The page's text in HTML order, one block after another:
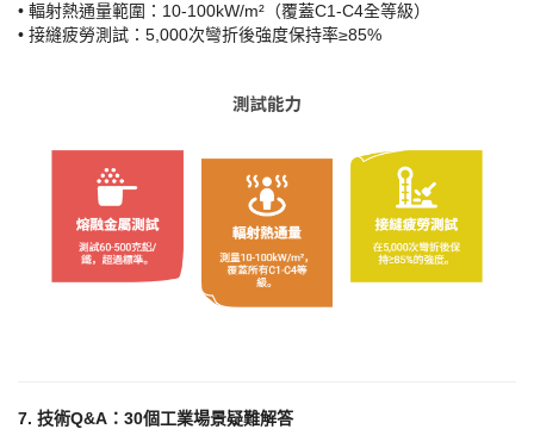
• 輻射熱通量範圍：10-100kW/m²（覆蓋C1-C4全等級）
• 接縫疲勞測試：5,000次彎折後強度保持率≥85%
​7. 技術Q&A：30個工業場景疑難解答​